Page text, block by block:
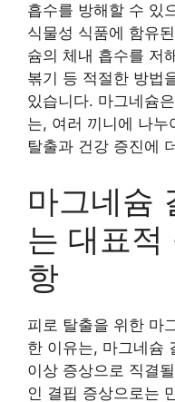
흡수를 방해할 수 있
식물성 식품에 함유
슘의 체내 흡수를 저
볶기 등 적절한 방법
있습니다. 마그네슘
는, 여러 끼니에 나누
탈출과 건강 증진에
마그네슘
는 대표적
항
피로 탈출을 위한 마
한 이유는, 마그네슘
이상 증상으로 직결
인 결핍 증상으로는